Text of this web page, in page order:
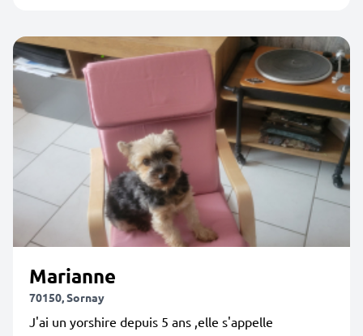
Marianne
70150, Sornay
J'ai un yorshire depuis 5 ans ,elle s'appelle